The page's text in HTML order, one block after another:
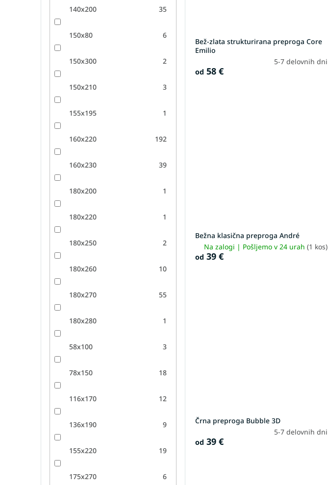
140x200 35
150x80 6
150x300 2
150x210 3
155x195 1
160x220 192
160x230 39
180x200 1
180x220 1
180x250 2
180x260 10
180x270 55
180x280 1
58x100 3
78x150 18
116x170 12
136x190 9
155x220 19
175x270 6
Bež-zlata strukturirana preproga Core
Emilio
5-7 delovnih dni
od 58 €
Bežna klasična preproga André
Na zalogi | Pošljemo v 24 urah(1 kos)
od 39 €
Črna preproga Bubble 3D
5-7 delovnih dni
od 39 €